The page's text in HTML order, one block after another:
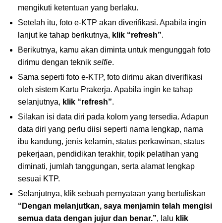
mengikuti ketentuan yang berlaku.
Setelah itu, foto e-KTP akan diverifikasi. Apabila ingin
lanjut ke tahap berikutnya, klik “refresh”.
Berikutnya, kamu akan diminta untuk mengunggah foto
dirimu dengan teknik selfie.
Sama seperti foto e-KTP, foto dirimu akan diverifikasi
oleh sistem Kartu Prakerja. Apabila ingin ke tahap
selanjutnya, klik “refresh”.
Silakan isi data diri pada kolom yang tersedia. Adapun
data diri yang perlu diisi seperti nama lengkap, nama
ibu kandung, jenis kelamin, status perkawinan, status
pekerjaan, pendidikan terakhir, topik pelatihan yang
diminati, jumlah tanggungan, serta alamat lengkap
sesuai KTP.
Selanjutnya, klik sebuah pernyataan yang bertuliskan
“Dengan melanjutkan, saya menjamin telah mengisi
semua data dengan jujur dan benar.”, lalu klik